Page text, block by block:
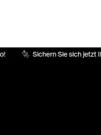
Sichern Sie sich jetzt